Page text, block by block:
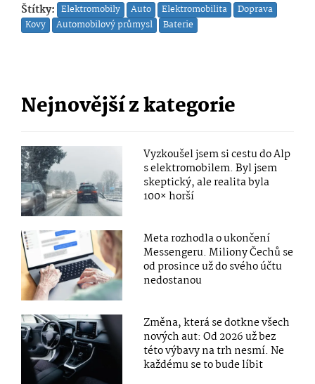
Štítky: Elektromobily Auto Elektromobilita
Doprava
Kovy
Automobilový průmysl Baterie
Nejnovější z kategorie
Vyzkoušel jsem si cestu do Alp
s elektromobilem. Byl jsem
skeptický, ale realita byla
100× horší
Meta rozhodla o ukončení
Messengeru. Miliony Čechů se
od prosince už do svého účtu
nedostanou
Změna, která se dotkne všech
nových aut: Od 2026 už bez
této výbavy na trh nesmí. Ne
každému se to bude líbit